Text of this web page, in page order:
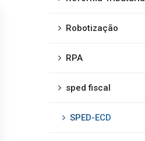
Robotização
RPA
sped fiscal
SPED-ECD